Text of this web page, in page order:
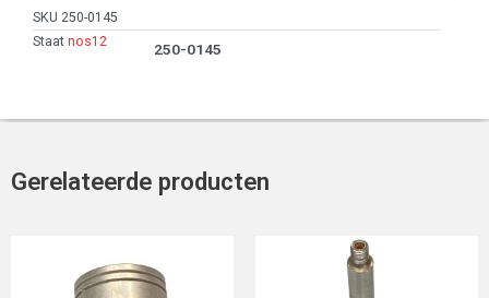
SKU 250-0145
Staat nos12 250-0145
Gerelateerde producten